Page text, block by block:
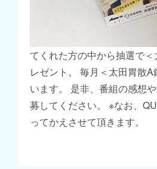
てくれた方の中から抽選で
レゼント。 毎月＜太田胃散
います。 是非、番組の感想
募してください。 ※なお、
ってかえさせて頂きます。